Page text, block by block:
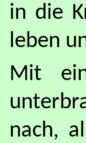
in die
leben
Mit
nach,